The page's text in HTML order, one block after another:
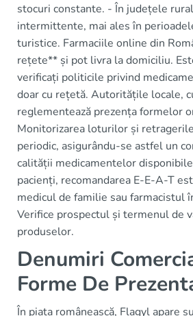
stocuri constante. - În județele
intermittente, mai ales în
turistice. Farmaciile online din
rețete** și pot livra la domiciliu.
verificați politicile privind
doar cu rețetă. Autoritățile locale,
reglementează prezența formelor
Monitorizarea loturilor și
periodic, asigurându-se astfel un
calității medicamentelor
pacienți, recomandarea E-E-A-T
medicul de familie sau farmacistul
Verifice prospectul și termenul de
produselor.
Denumiri
Forme De
În piața românească, Flagyl apare